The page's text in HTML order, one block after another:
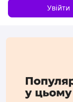
Увійти